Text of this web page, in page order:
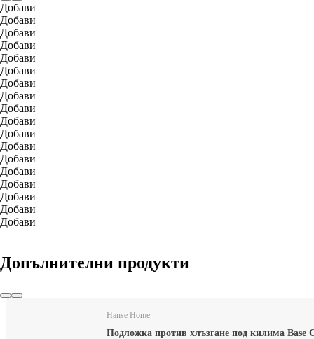
Добави
Добави
Добави
Добави
Добави
Добави
Добави
Добави
Добави
Добави
Добави
Добави
Добави
Добави
Добави
Добави
Добави
Добави
Допълнителни продукти
Hanse Home
Подложка против хлъзгане под килима Base